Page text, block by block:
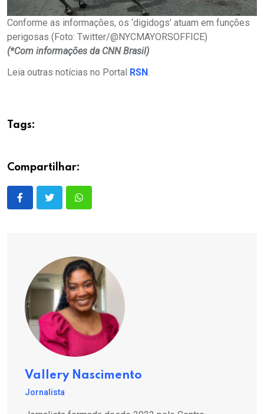
Conforme as informações, os ‘digidogs’ atuam em funções
perigosas (Foto: Twitter/@NYCMAYORSOFFICE)
(*Com informações da CNN Brasil)
Leia outras notícias no Portal RSN.
Tags:
Compartilhar:
Vallery Nascimento
Jornalista